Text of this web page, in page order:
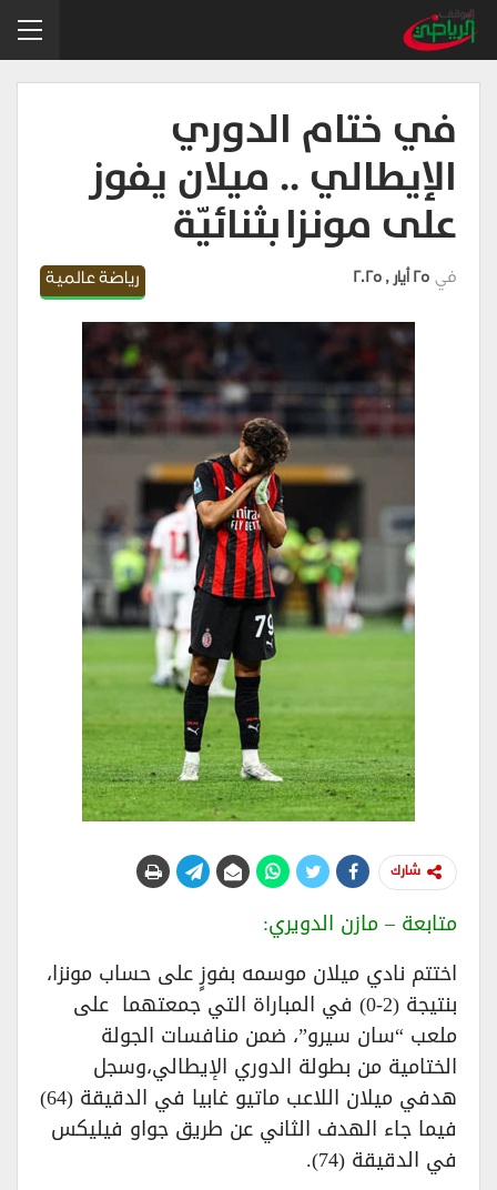
في ختام الدوري
الإيطالي .. ميلان يفوز
على مونزا بثنائيّة
رياضة عالمية في 25 أيار , 2025
شارك
متابعة – مازن الدويري:
اختتم نادي ميلان موسمه بفوزٍ على حساب مونزا،
بنتيجة (2-0) في المباراة التي جمعتهما على
ملعب “سان سيرو”، ضمن منافسات الجولة
الختامية من بطولة الدوري الإيطالي،وسجل
هدفي ميلان اللاعب ماتيو غابيا في الدقيقة (64)
فيما جاء الهدف الثاني عن طريق جواو فيليكس
في الدقيقة (74).